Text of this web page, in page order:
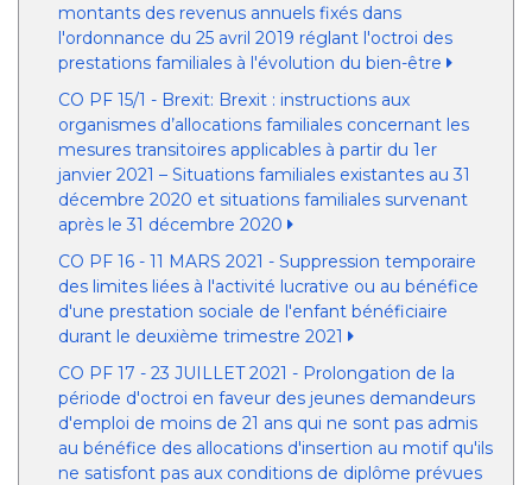
montants des revenus annuels fixés dans
l'ordonnance du 25 avril 2019 réglant l'octroi des
prestations familiales à l'évolution du bien-être
CO PF 15/1 - Brexit: Brexit : instructions aux
organismes d’allocations familiales concernant les
mesures transitoires applicables à partir du 1er
janvier 2021 – Situations familiales existantes au 31
décembre 2020 et situations familiales survenant
après le 31 décembre 2020
CO PF 16 - 11 MARS 2021 - Suppression temporaire
des limites liées à l'activité lucrative ou au bénéfice
d'une prestation sociale de l'enfant bénéficiaire
durant le deuxième trimestre 2021
CO PF 17 - 23 JUILLET 2021 - Prolongation de la
période d'octroi en faveur des jeunes demandeurs
d'emploi de moins de 21 ans qui ne sont pas admis
au bénéfice des allocations d'insertion au motif qu'ils
ne satisfont pas aux conditions de diplôme prévues